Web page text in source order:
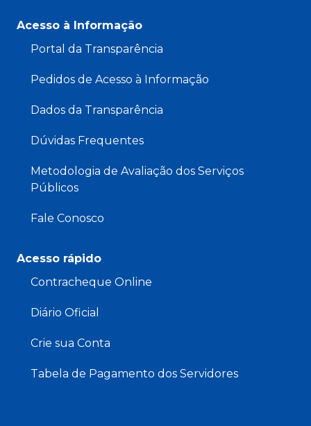
Acesso à Informação
Portal da Transparência
Pedidos de Acesso à Informação
Dados da Transparência
Dúvidas Frequentes
Metodologia de Avaliação dos Serviços
Públicos
Fale Conosco
Acesso rápido
Contracheque Online
Diário Oficial
Crie sua Conta
Tabela de Pagamento dos Servidores